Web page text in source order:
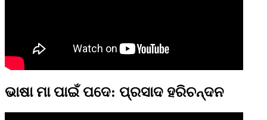
ଭାଷା ମା ପାଇଁ ପଦେ: ପ୍ରସାଦ ହରିଚନ୍ଦନ